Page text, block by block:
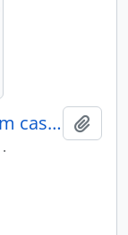
Grupo de médicos reunidos em casa do Dr. António Duarte Teixeira da Silva
·